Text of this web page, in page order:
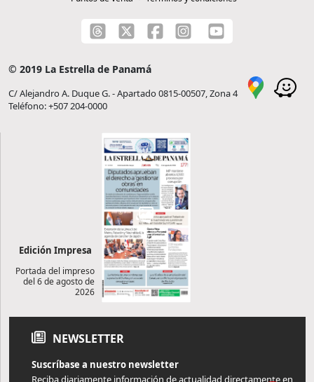
© 2019 La Estrella de Panamá
C/ Alejandro A. Duque G. - Apartado 0815-00507, Zona 4
Teléfono: +507 204-0000
Edición Impresa
Portada del impreso
del 6 de agosto de
2026
NEWSLETTER
Suscríbase a nuestro newsletter
Reciba diariamente información de actualidad directamente en